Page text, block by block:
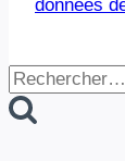
données
Rechercher :